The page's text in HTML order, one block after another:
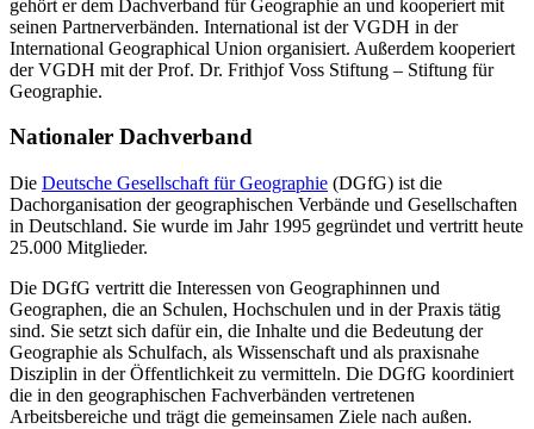
gehört er dem Dachverband für Geographie an und kooperiert mit
seinen Partnerverbänden. International ist der VGDH in der
International Geographical Union organisiert. Außerdem kooperiert
der VGDH mit der Prof. Dr. Frithjof Voss Stiftung – Stiftung für
Geographie.
Nationaler Dachverband
Die Deutsche Gesellschaft für Geographie (DGfG) ist die
Dachorganisation der geographischen Verbände und Gesellschaften
in Deutschland. Sie wurde im Jahr 1995 gegründet und vertritt heute
25.000 Mitglieder.
Die DGfG vertritt die Interessen von Geographinnen und
Geographen, die an Schulen, Hochschulen und in der Praxis tätig
sind. Sie setzt sich dafür ein, die Inhalte und die Bedeutung der
Geographie als Schulfach, als Wissenschaft und als praxisnahe
Disziplin in der Öffentlichkeit zu vermitteln. Die DGfG koordiniert
die in den geographischen Fachverbänden vertretenen
Arbeitsbereiche und trägt die gemeinsamen Ziele nach außen.